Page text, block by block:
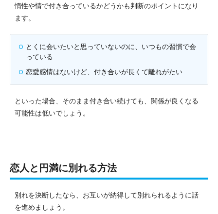
惰性や情で付き合っているかどうかも判断のポイントになり
ます。
とくに会いたいと思っていないのに、いつもの習慣で会
っている
恋愛感情はないけど、付き合いが長くて離れがたい
といった場合、そのまま付き合い続けても、関係が良くなる
可能性は低いでしょう。
恋人と円満に別れる方法
別れを決断したなら、お互いが納得して別れられるように話
を進めましょう。